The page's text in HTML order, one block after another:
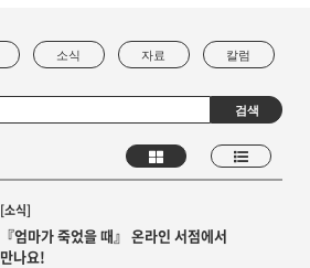
[소식]
『엄마가 죽었을 때』 온라인 서점에서
만나요!